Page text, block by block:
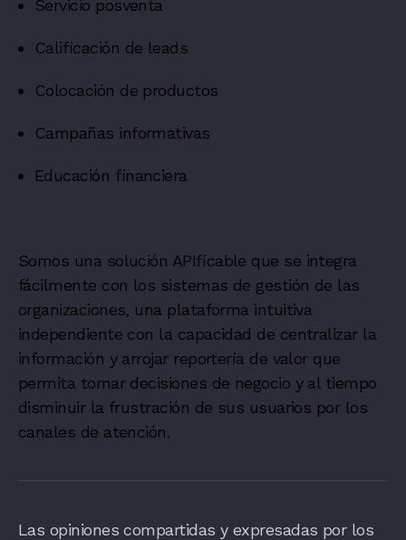
Servicio posventa
Calificación de leads
Colocación de productos
Campañas informativas
Educación financiera
Somos una solución APIficable que se integra
fácilmente con los sistemas de gestión de las
organizaciones, una plataforma intuitiva
independiente con la capacidad de centralizar la
información y arrojar reportería de valor que
permita tomar decisiones de negocio y al tiempo
disminuir la frustración de sus usuarios por los
canales de atención.
Las opiniones compartidas y expresadas por los